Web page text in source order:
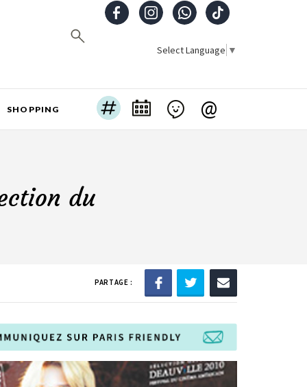
Select Language ▼
SHOPPING @
du
PARTAGE :